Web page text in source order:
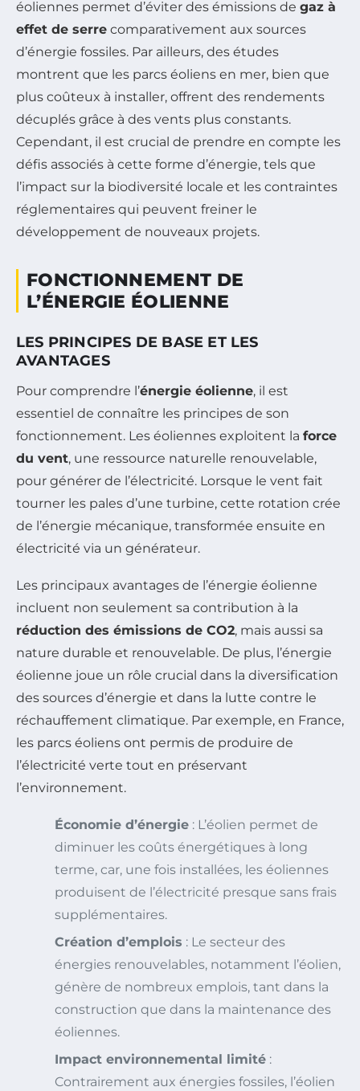
éoliennes permet d’éviter des émissions de gaz à
effet de serre comparativement aux sources
d’énergie fossiles. Par ailleurs, des études
montrent que les parcs éoliens en mer, bien que
plus coûteux à installer, offrent des rendements
décuplés grâce à des vents plus constants.
Cependant, il est crucial de prendre en compte les
défis associés à cette forme d’énergie, tels que
l’impact sur la biodiversité locale et les contraintes
réglementaires qui peuvent freiner le
développement de nouveaux projets.
FONCTIONNEMENT DE
L’ÉNERGIE ÉOLIENNE
LES PRINCIPES DE BASE ET LES
AVANTAGES
Pour comprendre l’énergie éolienne, il est
essentiel de connaître les principes de son
fonctionnement. Les éoliennes exploitent la force
du vent, une ressource naturelle renouvelable,
pour générer de l’électricité. Lorsque le vent fait
tourner les pales d’une turbine, cette rotation crée
de l’énergie mécanique, transformée ensuite en
électricité via un générateur.
Les principaux avantages de l’énergie éolienne
incluent non seulement sa contribution à la
réduction des émissions de CO2, mais aussi sa
nature durable et renouvelable. De plus, l’énergie
éolienne joue un rôle crucial dans la diversification
des sources d’énergie et dans la lutte contre le
réchauffement climatique. Par exemple, en France,
les parcs éoliens ont permis de produire de
l’électricité verte tout en préservant
l’environnement.
Économie d’énergie : L’éolien permet de
diminuer les coûts énergétiques à long
terme, car, une fois installées, les éoliennes
produisent de l’électricité presque sans frais
supplémentaires.
Création d’emplois : Le secteur des
énergies renouvelables, notamment l’éolien,
génère de nombreux emplois, tant dans la
construction que dans la maintenance des
éoliennes.
Impact environnemental limité :
Contrairement aux énergies fossiles, l’éolien